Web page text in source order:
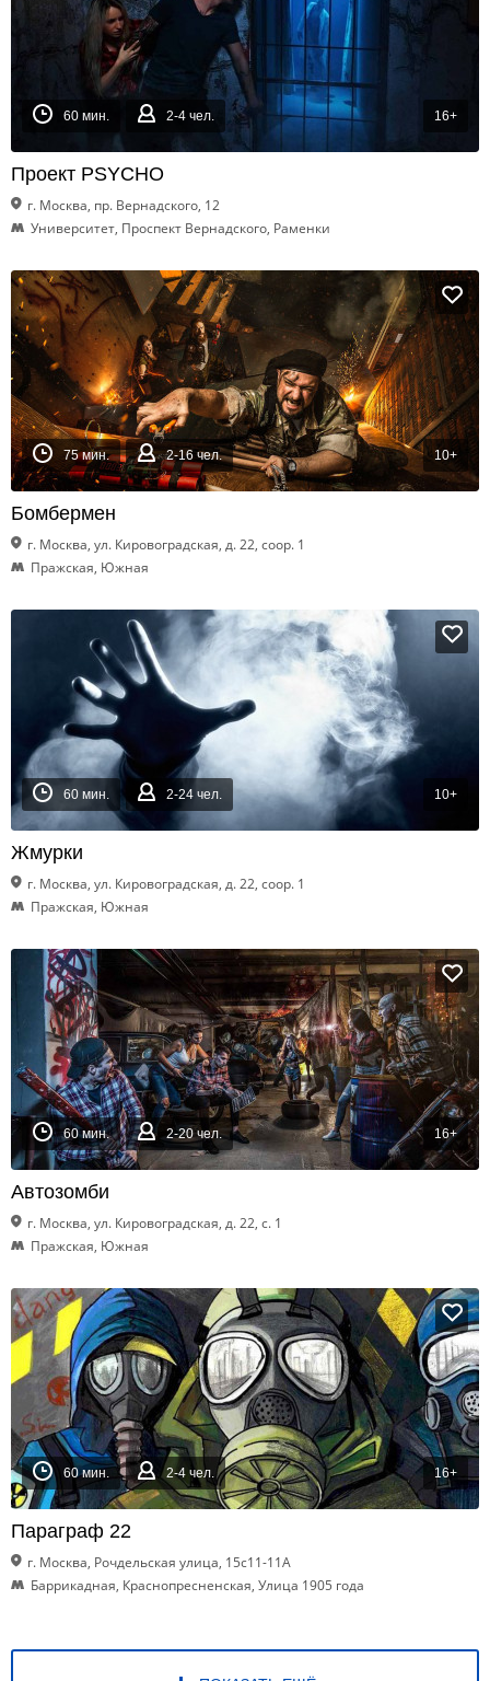
60 мин. 2-4 чел. 16+
Проект PSYCHO
г. Москва, пр. Вернадского, 12
Университет, Проспект Вернадского, Раменки
75 мин. 2-16 чел. 10+
Бомбермен
г. Москва, ул. Кировоградская, д. 22, соор. 1
Пражская, Южная
60 мин. 2-24 чел. 10+
Жмурки
г. Москва, ул. Кировоградская, д. 22, соор. 1
Пражская, Южная
60 мин. 2-20 чел. 16+
Автозомби
г. Москва, ул. Кировоградская, д. 22, с. 1
Пражская, Южная
60 мин. 2-4 чел. 16+
Параграф 22
г. Москва, Рочдельская улица, 15с11-11А
Баррикадная, Краснопресненская, Улица 1905 года